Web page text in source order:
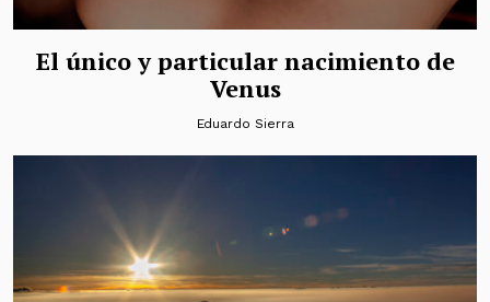
El único y particular nacimiento de
Venus
Eduardo Sierra